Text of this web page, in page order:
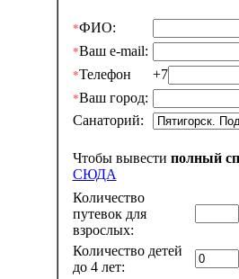
*ФИО:
*Ваш e-mail:
*Телефон +7
*Ваш город:
Санаторий:
Чтобы вывести полный
СЮДА
Количество
путевок для
взрослых:
Количество детей
до 4 лет: